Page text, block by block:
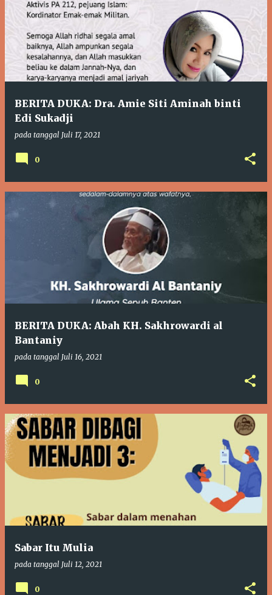
BERITA DUKA: Dra. Amie Siti Aminah binti
Edi Sukadji
pada tanggal Juli 17, 2021
0
BERITA DUKA: Abah KH. Sakhrowardi al
Bantaniy
pada tanggal Juli 16, 2021
0
Sabar Itu Mulia
pada tanggal Juli 12, 2021
0